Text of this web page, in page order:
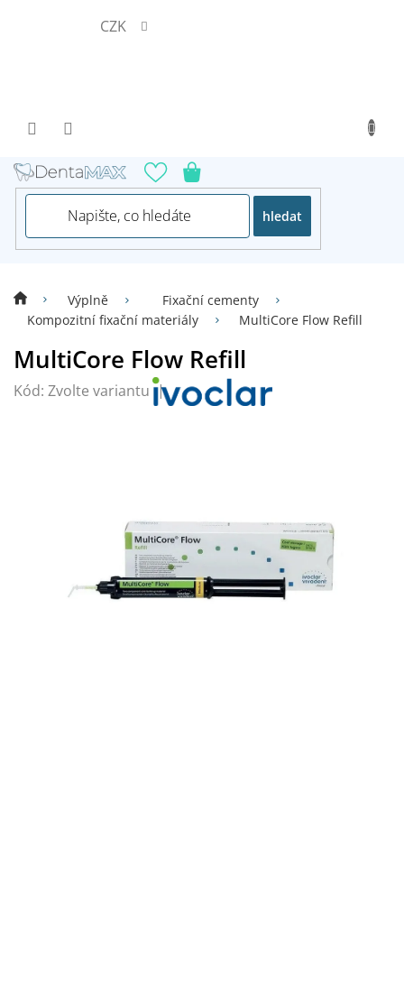
CZK
hledat
Výplně
Fixační cementy
Kompozitní fixační materiály
MultiCore Flow Refill
MultiCore Flow Refill
Kód: Zvolte variantu